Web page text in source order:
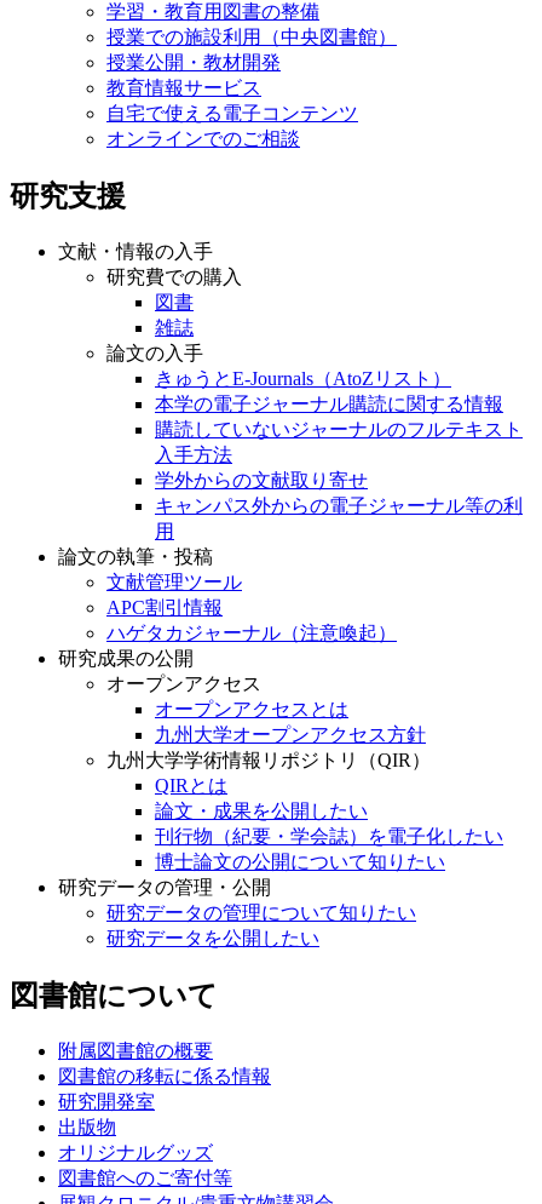
学習・教育用図書の整備
授業での施設利用（中央図書館）
授業公開・教材開発
教育情報サービス
自宅で使える電子コンテンツ
オンラインでのご相談
研究支援
文献・情報の入手
研究費での購入
図書
雑誌
論文の入手
きゅうとE-Journals（AtoZリスト）
本学の電子ジャーナル購読に関する情報
購読していないジャーナルのフルテキスト
入手方法
学外からの文献取り寄せ
キャンパス外からの電子ジャーナル等の利
用
論文の執筆・投稿
文献管理ツール
APC割引情報
ハゲタカジャーナル（注意喚起）
研究成果の公開
オープンアクセス
オープンアクセスとは
九州大学オープンアクセス方針
九州大学学術情報リポジトリ（QIR）
QIRとは
論文・成果を公開したい
刊行物（紀要・学会誌）を電子化したい
博士論文の公開について知りたい
研究データの管理・公開
研究データの管理について知りたい
研究データを公開したい
図書館について
附属図書館の概要
図書館の移転に係る情報
研究開発室
出版物
オリジナルグッズ
図書館へのご寄付等